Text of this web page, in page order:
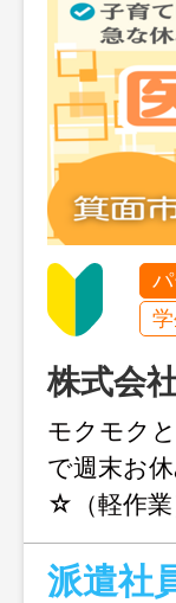
株式会
モクモク
で週末お
☆（軽作業
派遣社